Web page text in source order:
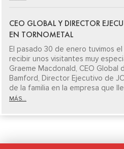
CEO GLOBAL Y DIRECTOR
EN TORNOMETAL
El pasado 30 de enero tuvimos
recibir unos visitantes muy
Graeme Macdonald, CEO Global
Bamford, Director Ejecutivo de
de la familia en la empresa que
MÁS...